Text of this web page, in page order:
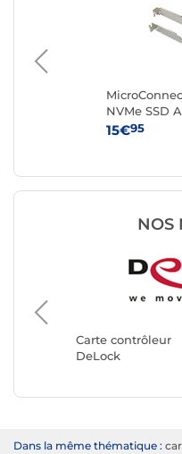
NVMe SSD
15€95
NOS
Carte contrôleur
DeLock
Dans la même thématique :